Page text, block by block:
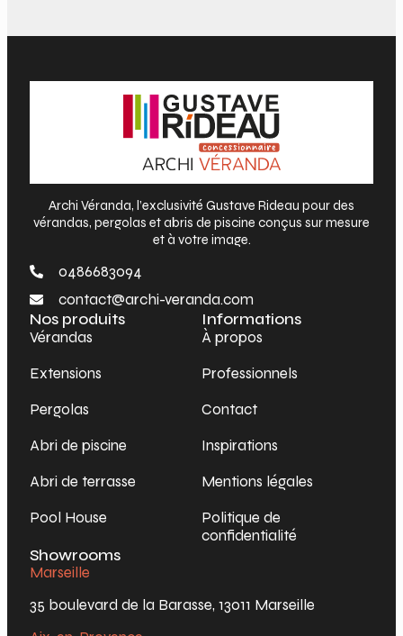
Archi Véranda, l’exclusivité Gustave Rideau pour des
vérandas, pergolas et abris de piscine conçus sur mesure
et à votre image.
0486683094
contact@archi-veranda.com
Nos produits
Vérandas
Extensions
Pergolas
Abri de piscine
Abri de terrasse
Pool House
Informations
À propos
Professionnels
Contact
Inspirations
Mentions légales
Politique de
confidentialité
Showrooms
Marseille
35 boulevard de la Barasse, 13011 Marseille